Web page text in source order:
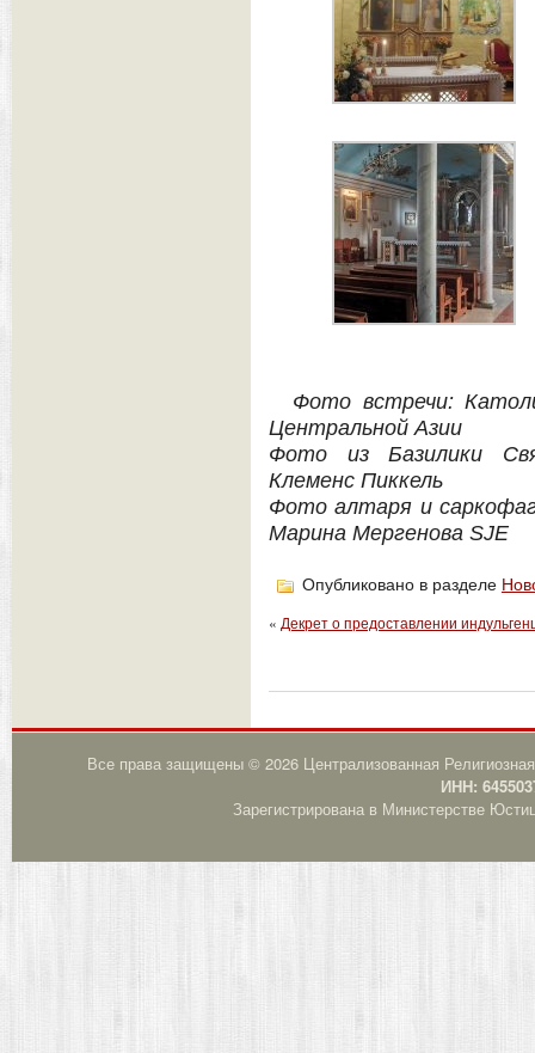
Фото встречи:
Центральной Азии
Фото из Базилики
Клеменс Пиккель
Фото алтаря и
Марина Мергенова SJE
Опубликовано в разделе
« Декрет о предоставлении
Все права защищены © 2026 Централизованная
ИНН:
Зарегистрирована в Министерстве